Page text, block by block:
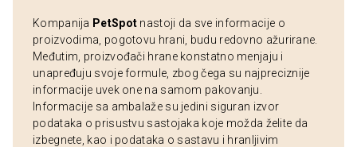
Kompanija PetSpot nastoji da sve informacije o
proizvodima, pogotovu hrani, budu redovno ažurirane.
Međutim, proizvođači hrane konstatno menjaju i
unapređuju svoje formule, zbog čega su najpreciznije
informacije uvek one na samom pakovanju.
Informacije sa ambalaže su jedini siguran izvor
podataka o prisustvu sastojaka koje možda želite da
izbegnete, kao i podataka o sastavu i hranljivim